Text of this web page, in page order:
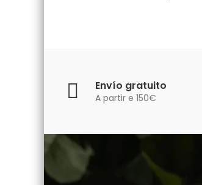
Envío gratuito
A partir e 150€